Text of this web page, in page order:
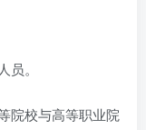
。
院校与高等职业院